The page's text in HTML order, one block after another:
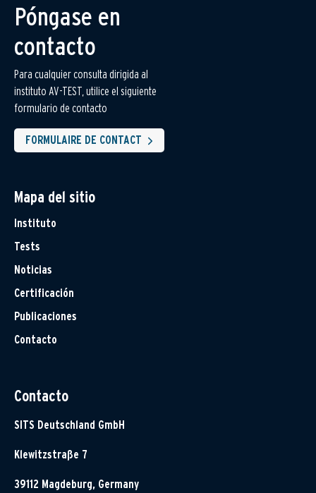
Póngase en
contacto
Para cualquier consulta dirigida al
instituto AV-TEST, utilice el siguiente
formulario de contacto
FORMULAIRE DE CONTACT
Mapa del sitio
Instituto
Tests
Noticias
Certificación
Publicaciones
Contacto
Contacto
SITS Deutschland GmbH
Klewitzstraße 7
39112 Magdeburg, Germany